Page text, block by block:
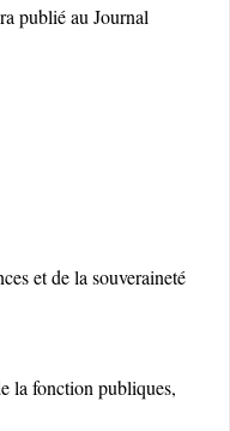
publié au Journal
et de la souveraineté
la fonction publiques,